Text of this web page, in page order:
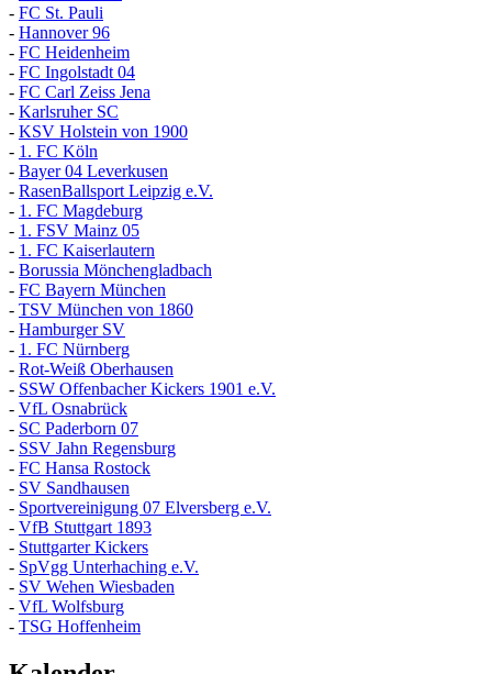
- FC St. Pauli
- Hannover 96
- FC Heidenheim
- FC Ingolstadt 04
- FC Carl Zeiss Jena
- Karlsruher SC
- KSV Holstein von 1900
- 1. FC Köln
- Bayer 04 Leverkusen
- RasenBallsport Leipzig e.V.
- 1. FC Magdeburg
- 1. FSV Mainz 05
- 1. FC Kaiserlautern
- Borussia Mönchengladbach
- FC Bayern München
- TSV München von 1860
- Hamburger SV
- 1. FC Nürnberg
- Rot-Weiß Oberhausen
- SSW Offenbacher Kickers 1901 e.V.
- VfL Osnabrück
- SC Paderborn 07
- SSV Jahn Regensburg
- FC Hansa Rostock
- SV Sandhausen
- Sportvereinigung 07 Elversberg e.V.
- VfB Stuttgart 1893
- Stuttgarter Kickers
- SpVgg Unterhaching e.V.
- SV Wehen Wiesbaden
- VfL Wolfsburg
- TSG Hoffenheim